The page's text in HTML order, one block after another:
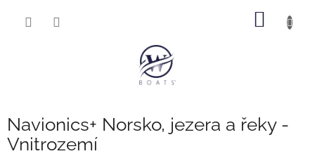
Navionics+ Norsko, jezera a řeky -
Vnitrozemí